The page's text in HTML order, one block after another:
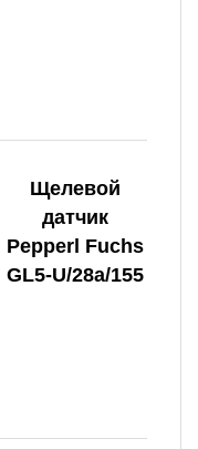
Щелевой
датчик
Pepperl Fuchs
GL5-U/28a/155